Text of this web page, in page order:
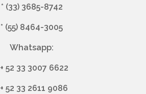
* (33) 3685-8742
* (55) 8464-3005
Whatsapp:
+ 52 33 3007 6622
+ 52 33 2611 9086